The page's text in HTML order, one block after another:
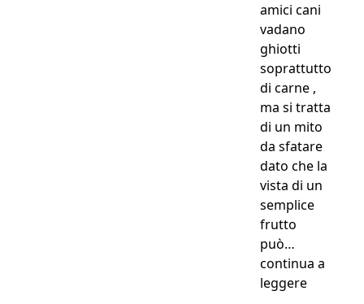
amici cani
vadano
ghiotti
soprattutto
di carne ,
ma si tratta
di un mito
da sfatare
dato che la
vista di un
semplice
frutto
può…
continua a
leggere“Frutta